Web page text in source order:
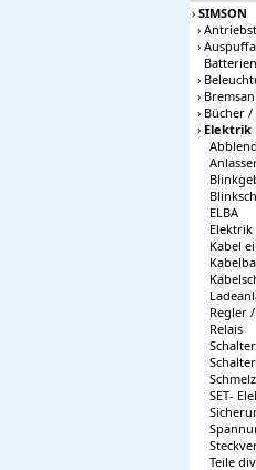
› SIMSON
›
›
Batterien
›
›
› Bücher /
› Elektrik
ELBA
Kabel
Regler
Relais
SET-
Teile